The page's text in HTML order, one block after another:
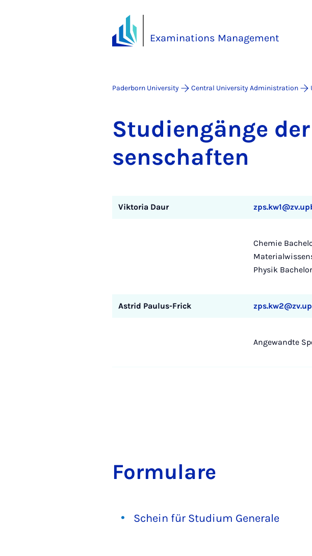
Examinations Management
Paderborn University Central University Administration
Stud­i­engänge
senschaften
Viktoria Daur
Chemie
Physik
Astrid Paulus-Frick
Angewandte
For­mu­lare
Schein für Studium Generale